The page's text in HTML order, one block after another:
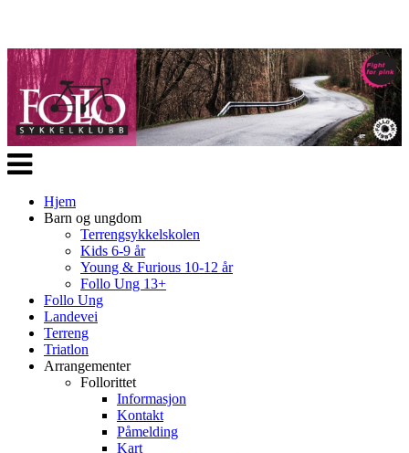
Veksle
navigasjon
Hjem
Barn og ungdom
Terrengsykkelskolen
Kids 6-9 år
Young & Furious 10-12 år
Follo Ung 13+
Follo Ung
Landevei
Terreng
Triatlon
Arrangementer
Follorittet
Informasjon
Kontakt
Påmelding
Kart